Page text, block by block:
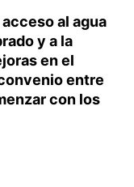
al agua
y a la
en el
entre
con los